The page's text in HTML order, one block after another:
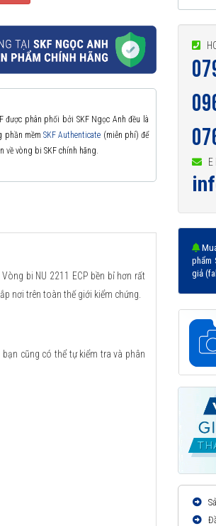
được phân phối bởi SKF Ngọc Anh đều là
phần mềm SKF Authenticate (miễn phí) để
vòng bi SKF chính hãng.
bi NU 2211 ECP bền bỉ hơn rất
nơi trên toàn thế giới kiểm chứng.
cũng có thể tự kiểm tra và phân
phẩm
giả